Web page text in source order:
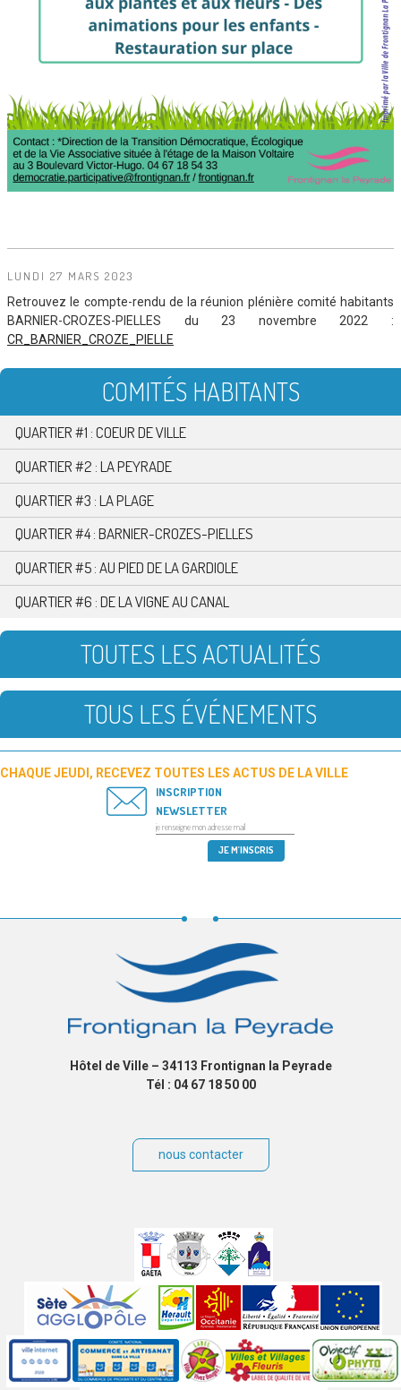
LUNDI 27 MARS 2023
Retrouvez le compte-rendu de la réunion plénière comité habitants
BARNIER-CROZES-PIELLES du 23 novembre 2022 :
CR_BARNIER_CROZE_PIELLE
COMITÉS HABITANTS
QUARTIER #1 : COEUR DE VILLE
QUARTIER #2 : LA PEYRADE
QUARTIER #3 : LA PLAGE
QUARTIER #4 : BARNIER-CROZES-PIELLES
QUARTIER #5 : AU PIED DE LA GARDIOLE
QUARTIER #6 : DE LA VIGNE AU CANAL
TOUTES LES ACTUALITÉS
TOUS LES ÉVÉNEMENTS
CHAQUE JEUDI, RECEVEZ TOUTES LES ACTUS DE LA VILLE
INSCRIPTION
NEWSLETTER
Hôtel de Ville – 34113 Frontignan la Peyrade
Tél : 04 67 18 50 00
nous contacter
partenaires
Labels